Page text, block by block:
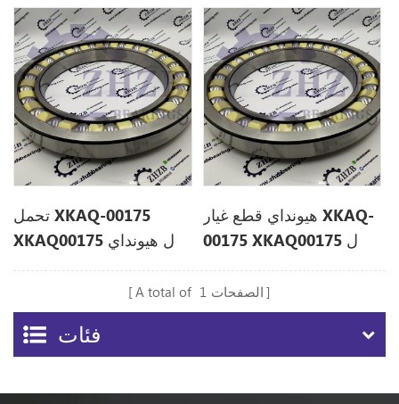
تحمل XKAQ-00175
XKAQ00175 ل هيونداي
هيونداي قطع غيار XKAQ-
00175 XKAQ00175 ل
A total of 1 الصفحات
فئات